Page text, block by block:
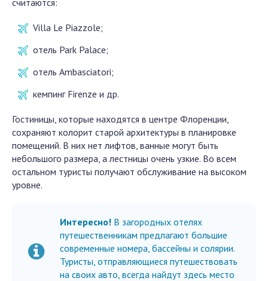
считаются:
Villa Le Piazzole;
отель Park Palace;
отель Ambasciatori;
кемпинг Firenze и др.
Гостиницы, которые находятся в центре Флоренции,
сохраняют колорит старой архитектуры в планировке
помещений. В них нет лифтов, ванные могут быть
небольшого размера, а лестницы очень узкие. Во всем
остальном туристы получают обслуживание на высоком
уровне.
Интересно! В загородных отелях
путешественникам предлагают большие
современные номера, бассейны и солярии.
Туристы, отправляющиеся путешествовать
на своих авто, всегда найдут здесь место